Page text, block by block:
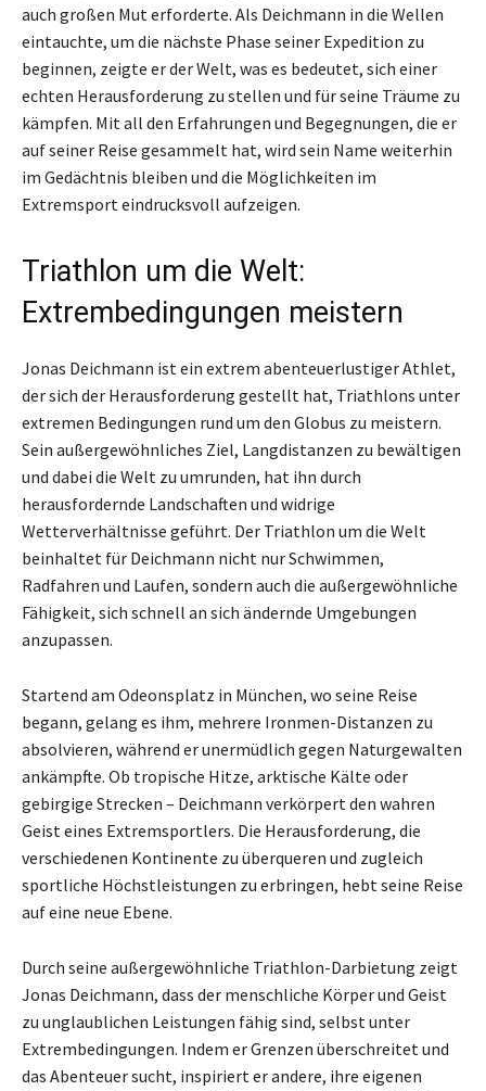
auch großen Mut erforderte. Als Deichmann in die Wellen
eintauchte, um die nächste Phase seiner Expedition zu
beginnen, zeigte er der Welt, was es bedeutet, sich einer
echten Herausforderung zu stellen und für seine Träume zu
kämpfen. Mit all den Erfahrungen und Begegnungen, die er
auf seiner Reise gesammelt hat, wird sein Name weiterhin
im Gedächtnis bleiben und die Möglichkeiten im
Extremsport eindrucksvoll aufzeigen.
Triathlon um die Welt:
Extrembedingungen meistern
Jonas Deichmann ist ein extrem abenteuerlustiger Athlet,
der sich der Herausforderung gestellt hat, Triathlons unter
extremen Bedingungen rund um den Globus zu meistern.
Sein außergewöhnliches Ziel, Langdistanzen zu bewältigen
und dabei die Welt zu umrunden, hat ihn durch
herausfordernde Landschaften und widrige
Wetterverhältnisse geführt. Der Triathlon um die Welt
beinhaltet für Deichmann nicht nur Schwimmen,
Radfahren und Laufen, sondern auch die außergewöhnliche
Fähigkeit, sich schnell an sich ändernde Umgebungen
anzupassen.
Startend am Odeonsplatz in München, wo seine Reise
begann, gelang es ihm, mehrere Ironmen-Distanzen zu
absolvieren, während er unermüdlich gegen Naturgewalten
ankämpfte. Ob tropische Hitze, arktische Kälte oder
gebirgige Strecken – Deichmann verkörpert den wahren
Geist eines Extremsportlers. Die Herausforderung, die
verschiedenen Kontinente zu überqueren und zugleich
sportliche Höchstleistungen zu erbringen, hebt seine Reise
auf eine neue Ebene.
Durch seine außergewöhnliche Triathlon-Darbietung zeigt
Jonas Deichmann, dass der menschliche Körper und Geist
zu unglaublichen Leistungen fähig sind, selbst unter
Extrembedingungen. Indem er Grenzen überschreitet und
das Abenteuer sucht, inspiriert er andere, ihre eigenen